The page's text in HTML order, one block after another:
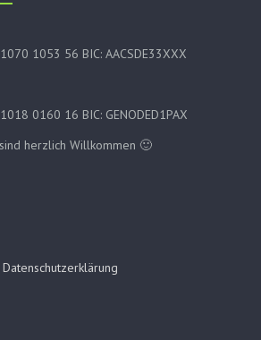
1053 56 BIC: AACSDE33XXX
0160 16 BIC: GENODED1PAX
herzlich Willkommen 🙂
Datenschutzerklärung